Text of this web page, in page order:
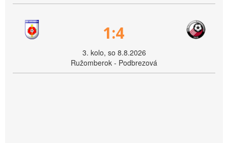
1:4
3. kolo, so 8.8.2026
Ružomberok - Podbrezová